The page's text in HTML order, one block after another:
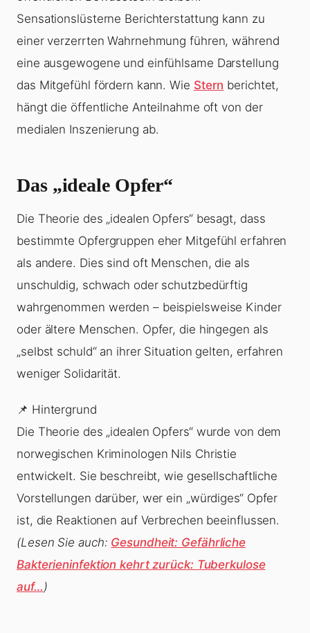
Sensationslüsterne Berichterstattung kann zu
einer verzerrten Wahrnehmung führen, während
eine ausgewogene und einfühlsame Darstellung
das Mitgefühl fördern kann. Wie Stern berichtet,
hängt die öffentliche Anteilnahme oft von der
medialen Inszenierung ab.
Das „ideale Opfer“
Die Theorie des „idealen Opfers“ besagt, dass
bestimmte Opfergruppen eher Mitgefühl erfahren
als andere. Dies sind oft Menschen, die als
unschuldig, schwach oder schutzbedürftig
wahrgenommen werden – beispielsweise Kinder
oder ältere Menschen. Opfer, die hingegen als
„selbst schuld“ an ihrer Situation gelten, erfahren
weniger Solidarität.
📌 Hintergrund
Die Theorie des „idealen Opfers“ wurde von dem
norwegischen Kriminologen Nils Christie
entwickelt. Sie beschreibt, wie gesellschaftliche
Vorstellungen darüber, wer ein „würdiges“ Opfer
ist, die Reaktionen auf Verbrechen beeinflussen.
(Lesen Sie auch: Gesundheit: Gefährliche
Bakterieninfektion kehrt zurück: Tuberkulose
auf… )